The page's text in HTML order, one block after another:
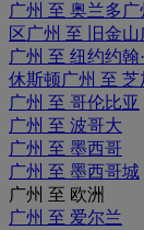
广州 至 奥兰多
区广州 至 旧金山
广州 至 纽约约翰
休斯顿广州 至 芝
广州 至 哥伦比亚
广州 至 波哥大
广州 至 墨西哥
广州 至 墨西哥城
广州 至 欧洲
广州 至 爱尔兰